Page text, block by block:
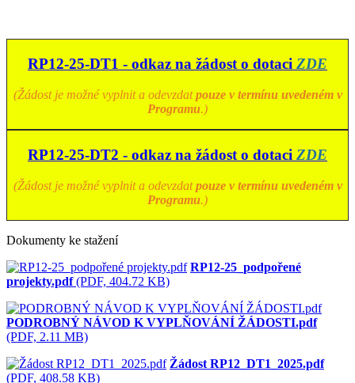
RP12-25-DT1 - odkaz na žádost o dotaci ZDE
(Žádost je možné vyplnit a odevzdatpouze v termínu uvedeném v
Programu.)
RP12-25-DT2 - odkaz na žádost o dotaci ZDE
(Žádost je možné vyplnit a odevzdatpouze v termínu uvedeném v
Programu.)
Dokumenty ke stažení
RP12-25_podpořené
projekty.pdf(PDF, 404.72 KB)
PODROBNÝ NÁVOD K VYPLŇOVÁNÍ ŽÁDOSTI.pdf
(PDF, 2.11 MB)
Žádost RP12_DT1_2025.pdf
(PDF, 408.58 KB)